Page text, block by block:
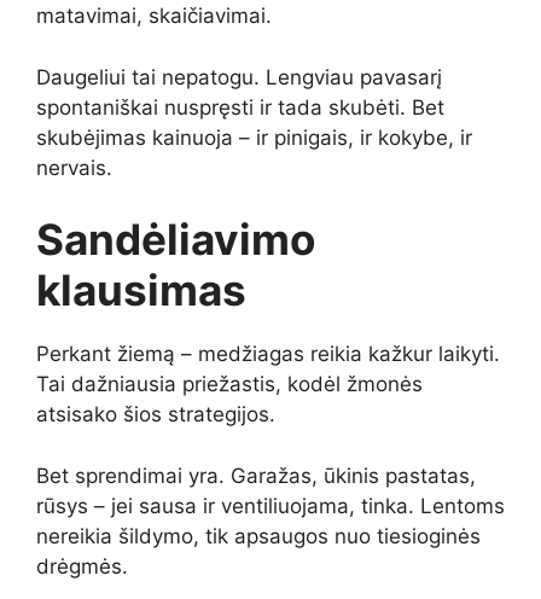
matavimai, skaičiavimai.
Daugeliui tai nepatogu. Lengviau pavasarį
spontaniškai nuspręsti ir tada skubėti. Bet
skubėjimas kainuoja – ir pinigais, ir kokybe, ir
nervais.
Sandėliavimo
klausimas
Perkant žiemą – medžiagas reikia kažkur laikyti.
Tai dažniausia priežastis, kodėl žmonės
atsisako šios strategijos.
Bet sprendimai yra. Garažas, ūkinis pastatas,
rūsys – jei sausa ir ventiliuojama, tinka. Lentoms
nereikia šildymo, tik apsaugos nuo tiesioginės
drėgmės.